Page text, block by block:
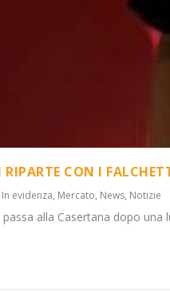
CON I
In evidenza, Mercato, News, Notizie
alla Casertana dopo una